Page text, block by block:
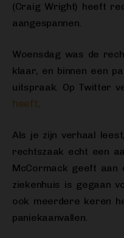
(Craig Wright) heeft
aangespannen.
Woensdag was de
klaar, en binnen een
uitspraak. Op Twitter
heeft.
Als je zijn verhaal
rechtszaak echt een
McCormack geeft
ziekenhuis is gegaan
ook meerdere keren
paniekaanvallen.